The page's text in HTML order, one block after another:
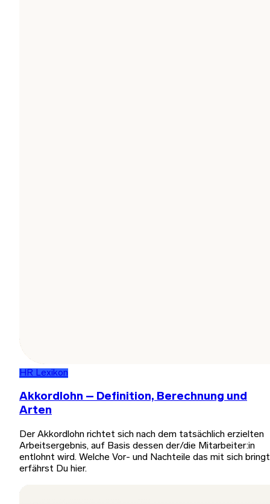
HR Lexikon
Akkordlohn – Definition, Berechnung und
Arten
Der Akkordlohn richtet sich nach dem tatsächlich erzielten
Arbeitsergebnis, auf Basis dessen der/die Mitarbeiter:in
entlohnt wird. Welche Vor- und Nachteile das mit sich
erfährst Du hier.